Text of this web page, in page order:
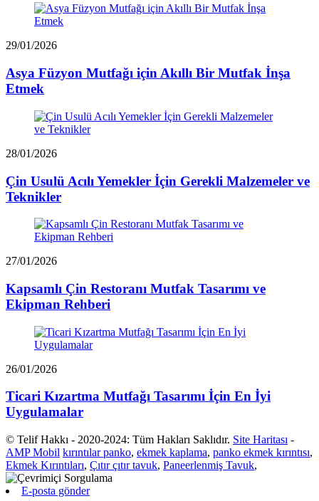
29/01/2026
Asya Füzyon Mutfağı için Akıllı Bir Mutfak İnşa
Etmek
28/01/2026
Çin Usulü Acılı Yemekler İçin Gerekli Malzemeler ve
Teknikler
27/01/2026
Kapsamlı Çin Restoranı Mutfak Tasarımı ve
Ekipman Rehberi
26/01/2026
Ticari Kızartma Mutfağı Tasarımı İçin En İyi
Uygulamalar
© Telif Hakkı - 2020-2024: Tüm Hakları Saklıdır. Site Haritası -
AMP Mobil kırıntılar panko, ekmek kaplama, panko ekmek kırıntısı,
Ekmek Kırıntıları, Çıtır çıtır tavuk, Paneerlenmiş Tavuk,
E-posta gönder